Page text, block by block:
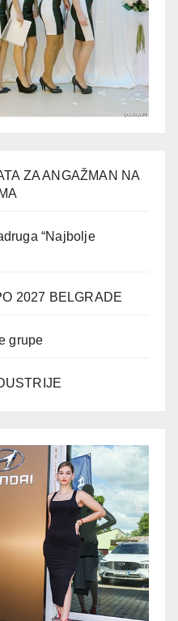
ZA ANGAŽMAN NA
“Najbolje
2027 BELGRADE
grupe